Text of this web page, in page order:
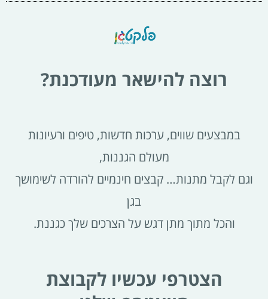
רוצה להישאר מעודכנת?
במבצעים שווים, ערכות חדשות, טיפים ורעיונות
מעולם הגננות,
וגם לקבל מתנות… קבצים חינמיים להורדה לשימושך
בגן
והכל מתוך מתן דגש על הצרכים שלך כגננת.
הצטרפי עכשיו לקבוצת